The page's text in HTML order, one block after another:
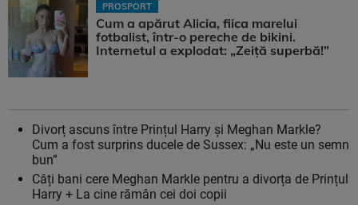
PROSPORT
Cum a apărut Alicia, fiica marelui
fotbalist, într-o pereche de bikini.
Internetul a explodat: „Zeiță superbă!”
Divorț ascuns între Prințul Harry și Meghan Markle?
Cum a fost surprins ducele de Sussex: „Nu este un semn
bun”
Câți bani cere Meghan Markle pentru a divorța de Prințul
Harry + La cine rămân cei doi copii